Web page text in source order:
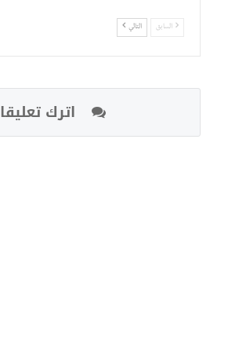
السابق التالي
اترك تعليقا